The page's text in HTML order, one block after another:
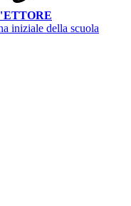
iniziale della scuola